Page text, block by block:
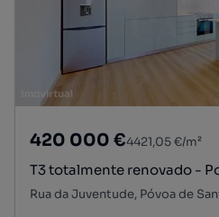
420 000 €4421,05 €/m²
T3 totalmente renovado -